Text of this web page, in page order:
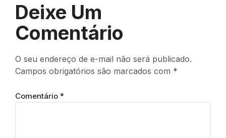
Deixe Um
Comentário
O seu endereço de e-mail não será publicado.
Campos obrigatórios são marcados com *
Comentário *